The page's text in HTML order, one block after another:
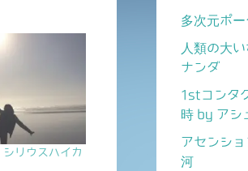
リウスハイカ
多次元ポ
人類の大
ナンダ
1stコンタ
時 by アシ
アセンシ
河